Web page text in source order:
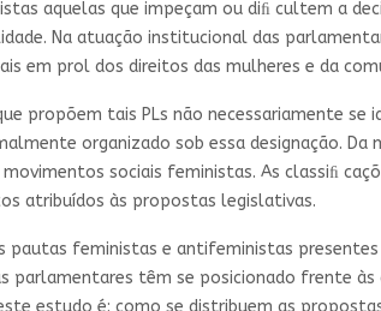
aquelas que impeçam ou diﬁ cultem a
Na atuação institucional das
em prol dos direitos das mulheres e da
propõem tais PLs não necessariamente
organizado sob essa designação.
sociais feministas. As classiﬁ
atribuídos às propostas legislativas.
feministas e antifeministas
parlamentares têm se posicionado frente
este estudo é: como se distribuem as